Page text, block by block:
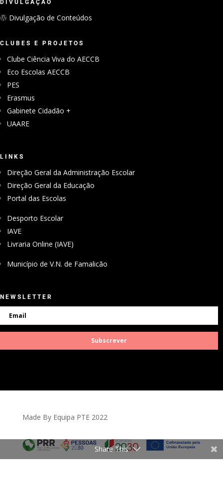
DIVULGAÇÃO
Divulgação de Conteúdos
CLUBES E PROJETOS
Clube Ciência Viva do AECCB
Eco Escolas AECCB
PES
Erasmus
Gabinete Cidadão +
UAARE
LINKS
Direção Geral da Administração Escolar
Direção Geral da Educação
Portal das Escolas
Desporto Escolar
IAVE
Livraria Online (IAVE)
Município de V.N. de Famalicão
NEWSLETTER
Subscrever
Made By Equipa PTE 2022
Share This